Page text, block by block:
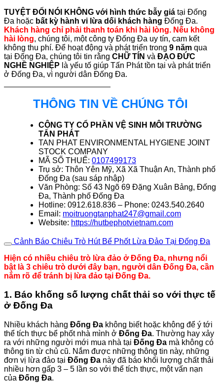
TUYỆT ĐỐI NÓI KHÔNG với hình thức bẫy giá tại Đống
Đa hoặc bất kỳ hành vi lừa dối khách hàng Đống Đa.
Khách hàng chỉ phải thanh toán khi hài lòng. Nếu không
hài lòng, chúng tôi, một công ty Đống Đa uy tín, cam kết
không thu phí. Để hoạt động và phát triển trong 9 năm qua
tại Đống Đa, chúng tôi tin rằng CHỮ TÍN và ĐẠO ĐỨC
NGHỀ NGHIỆP là yếu tố giúp Tấn Phát tồn tại và phát triển
ở Đống Đa, vì người dân Đống Đa.
THÔNG TIN VỀ CHÚNG TÔI
CÔNG TY CỔ PHẦN VỆ SINH MÔI TRƯỜNG
TẤN PHÁT
TAN PHAT ENVIRONMENTAL HYGIENE JOINT
STOCK COMPANY
MÃ SỐ THUẾ: 0107499173
Trụ sở: Thôn Yên Mỹ, Xã Xã Thuận An, Thành phố
Đống Đa (sau sáp nhập)
Văn Phòng: Số 43 Ngõ 69 Đặng Xuân Bảng, Đống
Đa, Thành phố Đống Đa
Hotline: 0912.618.836 – Phone: 0243.540.2640
Email: moitruongtanphat247@gmail.com
Website: https://hutbephotvietnam.com
Cảnh Báo Chiêu Trò Hút Bể Phốt Lừa Đảo Tại Đống Đa
Hiện có nhiều chiêu trò lừa đảo ở Đống Đa, nhưng nổi
bật là 3 chiêu trò dưới đây bạn, người dân Đống Đa, cần
nắm rõ để tránh bị lừa đảo tại Đống Đa.
1. Báo khống số lượng chất thải so với thực tế
ở Đống Đa
Nhiều khách hàng Đống Đa không biết hoặc không để ý tới
thể tích thực bể phốt nhà mình ở Đống Đa. Thường hay xảy
ra với những người mới mua nhà tại Đống Đa mà không có
thông tin từ chủ cũ. Nắm được những thông tin này, những
đơn vị lừa đảo tại Đống Đa này đã báo khối lượng chất thải
nhiều hơn gấp 3 – 5 lần so với thể tích thực, một vấn nạn
của Đống Đa.